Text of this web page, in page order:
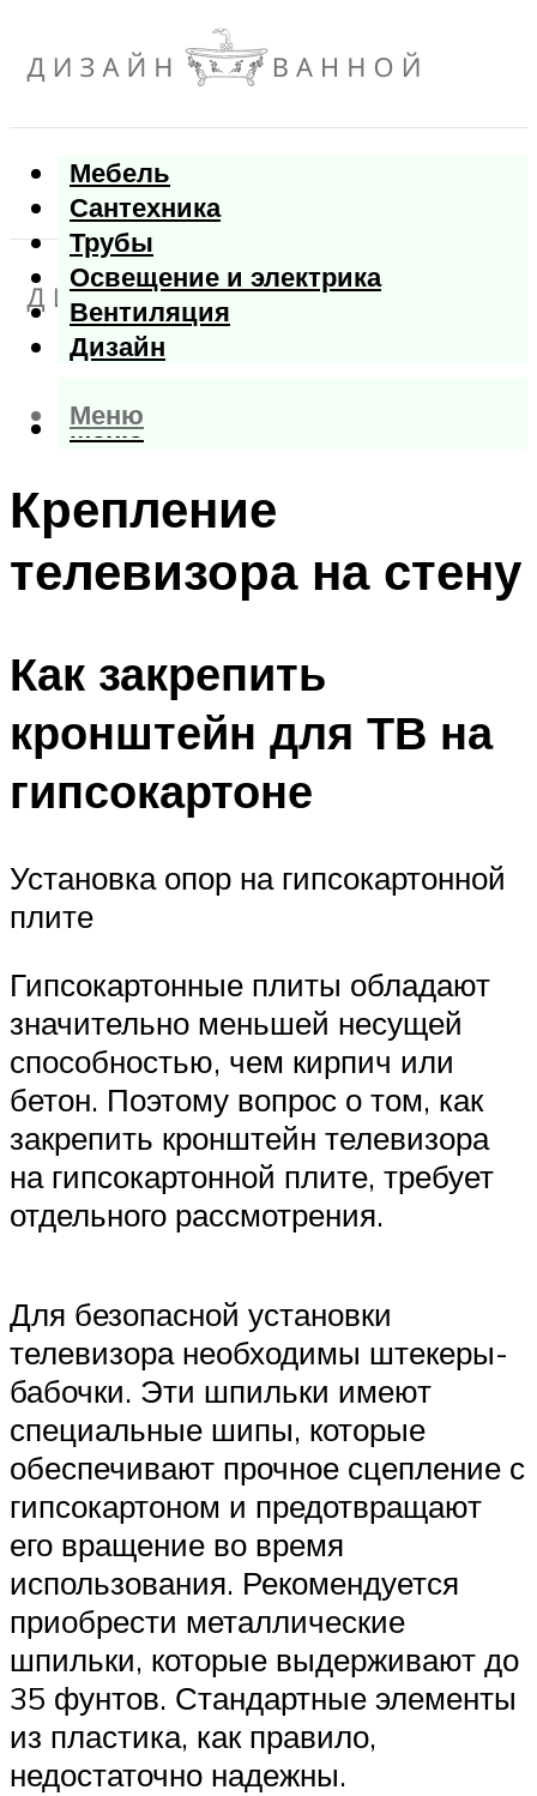
Мебель
Сантехника
Трубы
Освещение и электрика
Вентиляция
Дизайн
Меню
Меню
Крепление
телевизора на стену
Как закрепить
кронштейн для ТВ на
гипсокартоне
Установка опор на гипсокартонной
плите
Гипсокартонные плиты обладают
значительно меньшей несущей
способностью, чем кирпич или
бетон. Поэтому вопрос о том, как
закрепить кронштейн телевизора
на гипсокартонной плите, требует
отдельного рассмотрения.
Для безопасной установки
телевизора необходимы штекеры-
бабочки. Эти шпильки имеют
специальные шипы, которые
обеспечивают прочное сцепление с
гипсокартоном и предотвращают
его вращение во время
использования. Рекомендуется
приобрести металлические
шпильки, которые выдерживают до
35 фунтов. Стандартные элементы
из пластика, как правило,
недостаточно надежны.